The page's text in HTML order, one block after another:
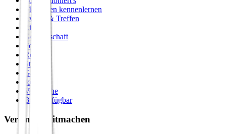
Menschen kennenlernen
Events & Treffen
Zirkel
Gemeinschaft
Formate
Retreats
Städte
Galerie
Journal
Vergleiche
Bald verfügbar
Verein & Mitmachen